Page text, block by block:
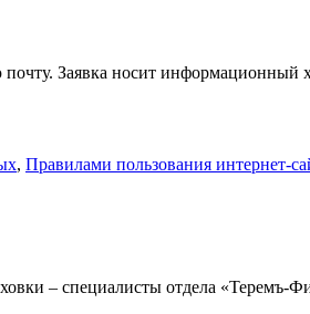
Заявка носит информационный
, Правилами пользования интернет-
– специалисты отдела